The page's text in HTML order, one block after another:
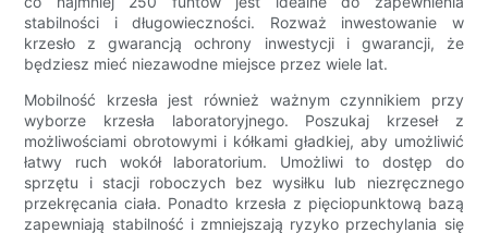
stabilności i długowieczności. Rozważ inwestowanie w
krzesło z gwarancją ochrony inwestycji i gwarancji, że
będziesz mieć niezawodne miejsce przez wiele lat.
Mobilność krzesła jest również ważnym czynnikiem przy
wyborze krzesła laboratoryjnego. Poszukaj krzeseł z
możliwościami obrotowymi i kółkami gładkiej, aby umożliwić
łatwy ruch wokół laboratorium. Umożliwi to dostęp do
sprzętu i stacji roboczych bez wysiłku lub niezręcznego
przekręcania ciała. Ponadto krzesła z pięciopunktową bazą
zapewniają stabilność i zmniejszają ryzyko przechylania się